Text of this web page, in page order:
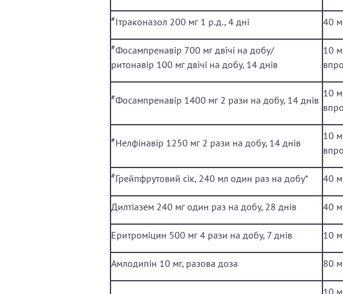
#Ітраконазол 200 мг 1 р.д., 4 дні 40
#Фосампренавір 700 мг двічі на добу/
ритонавір 100 мг двічі на добу, 14 днів
10
#Фосампренавір 1400 мг 2 рази на добу, 14 днів
10
#Нелфінавір 1250 мг 2 рази на добу, 14 днів
10
#Грейпфрутовий сік, 240 мл один раз на добу* 40
Дилтіазем 240 мг один раз на добу, 28 днів 40
Еритроміцин 500 мг 4 рази на добу, 7 днів 10
Амлодипін 10 мг, разова доза 80
10